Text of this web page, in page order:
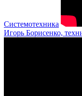
Системотехника
Игорь Борисенко,